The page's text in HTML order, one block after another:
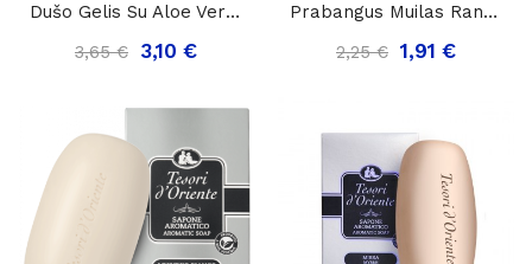
Dušo Gelis Su Aloe Vera Ekstraktu Frosch...
3,65 €
3,10 €
Prabangus Muilas Rankų Ir Kūno Priežiūrai...
2,25 € 1,91 €